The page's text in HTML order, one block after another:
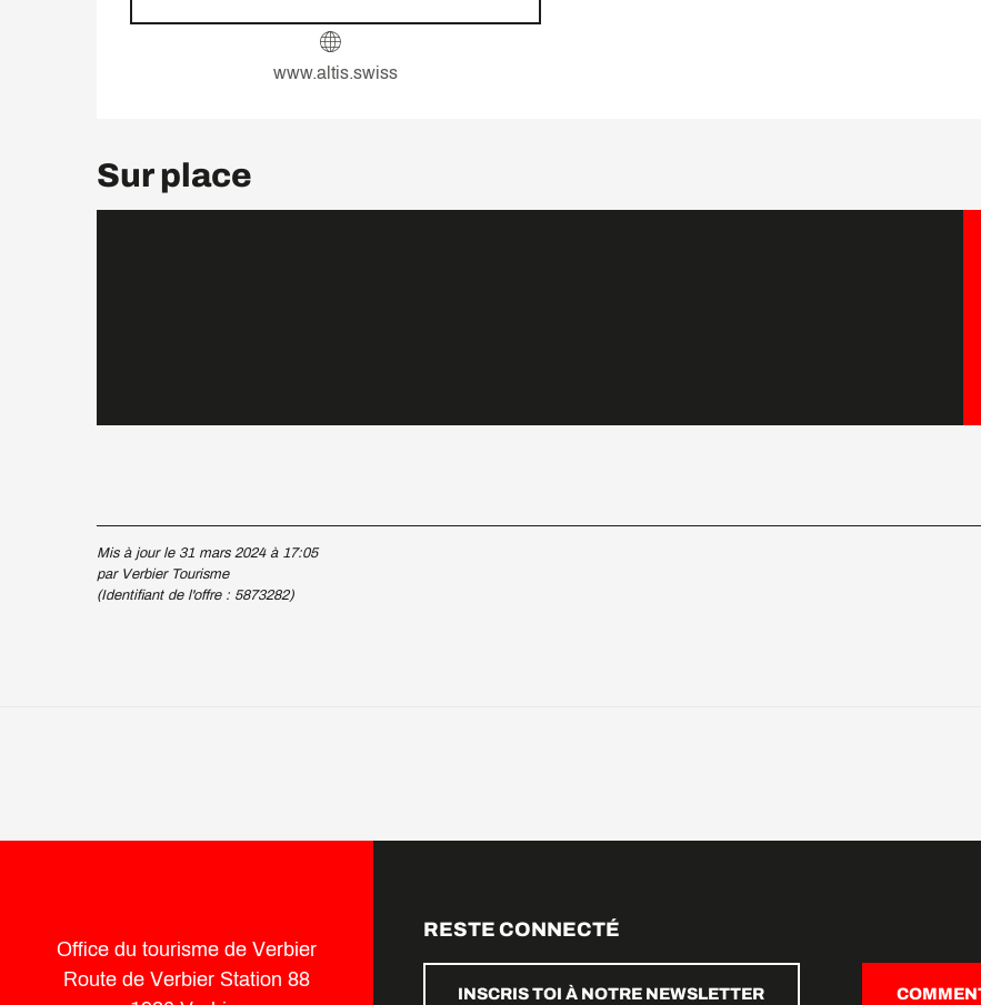
www.altis.swiss
Sur place
Mis à jour le 31 mars 2024 à 17:05
par Verbier Tourisme
(Identifiant de l'offre : 5873282)
Office du tourisme de Verbier
Route de Verbier Station 88
RESTE CONNECTÉ
INSCRIS TOI À NOTRE NEWSLETTER